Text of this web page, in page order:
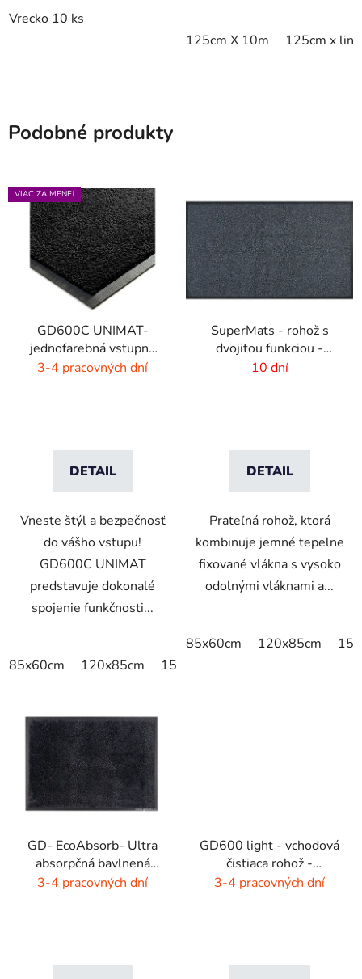
Vrecko 10 ks
125cm X 10m 125cm x
Podobné produkty
VIAC ZA MENEJ
GD600C UNIMAT-
jednofarebná vstupná
rohož- žiarivé farby
3-4 pracovných dní
DETAIL
Vneste štýl a bezpečnosť
do vášho vstupu!
GD600C UNIMAT
predstavuje dokonalé
spojenie funkčnosti...
85x60cm 120x85cm 150x85cm
SuperMats - rohož s
dvojitou funkciou -
zoškrabanie a utretie
10 dní
DETAIL
Prateľná rohož, ktorá
kombinuje jemné tepelne
fixované vlákna s vysoko
odolnými vláknami a...
85x60cm 120x85cm
GD- EcoAbsorb- Ultra
absorpčná bavlnená
rohož -sivý melír
3-4 pracovných dní
GD600 light - vchodová
čistiaca rohož -
interiér/exteriér
3-4 pracovných dní